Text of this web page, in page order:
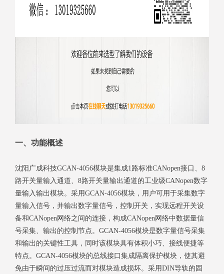
一、功能概述
沈阳广成科技GCAN-4056模块是集成1路标准CANopen接口、8
路开关量输入通道、8路开关量输出通道的工业级CANopen数字
量输入输出模块。采用GCAN-4056模块，用户可用于采集数字
量输入信号，并输出数字量信号，控制开关，实现远程开关设
备和CANopen网络之间的连接，构成CANopen网络中数据量信
号采集、输出的控制节点。GCAN-4056模块是数字量信号采集
和输出的关键性工具，同时该模块具有体积小巧、接线便捷等
特点。GCAN-4056模块的总线接口集成隔离保护模块，使其避
免由于瞬间的过压过流而对模块造成损坏。采用DIN导轨的固